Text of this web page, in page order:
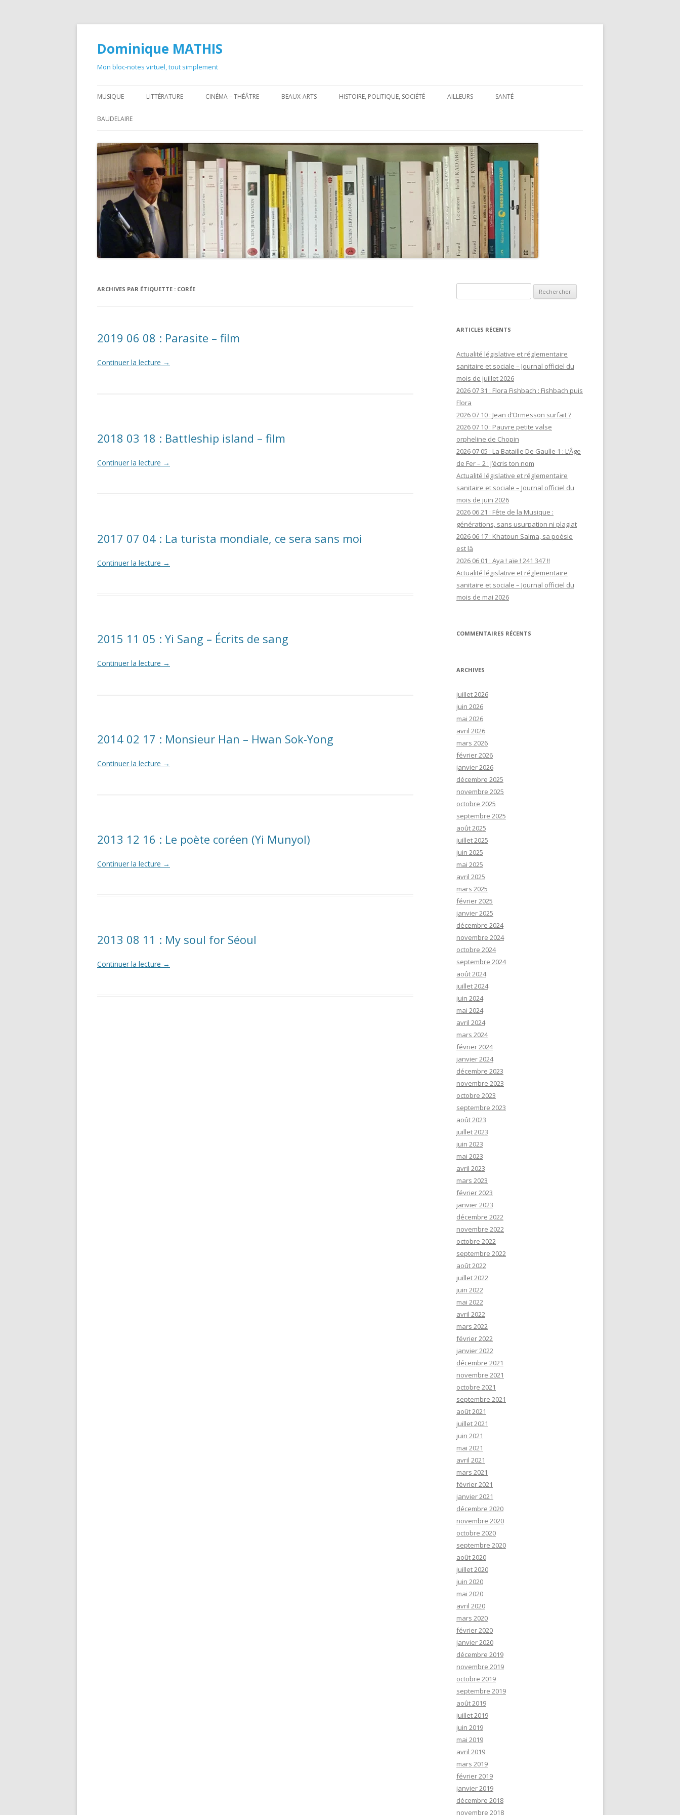
Dominique MATHIS
Mon bloc-notes virtuel, tout simplement
au
contenu
MUSIQUE LITTÉRATURE CINÉMA – THÉÂTRE BEAUX-ARTS HISTOIRE, POLITIQUE, SOCIÉTÉ AILLEURS SANTÉ
SANTÉ : RUBRIQUE LÉGISLATIVE &
RÉGLEMENTAIRE
MON PARCOURS
BAUDELAIRE
ARCHIVES PAR ÉTIQUETTE : CORÉE
2019 06 08 : Parasite – film
Continuer la lecture →
2018 03 18 : Battleship island – film
Continuer la lecture →
2017 07 04 : La turista mondiale, ce sera sans moi
Continuer la lecture →
2015 11 05 : Yi Sang – Écrits de sang
Continuer la lecture →
2014 02 17 : Monsieur Han – Hwan Sok-Yong
Continuer la lecture →
2013 12 16 : Le poète coréen (Yi Munyol)
Continuer la lecture →
2013 08 11 : My soul for Séoul
Continuer la lecture →
ARTICLES RÉCENTS
Actualité législative et réglementaire
sanitaire et sociale – Journal officiel du
mois de juillet 2026
2026 07 31 : Flora Fishbach : Fishbach puis
Flora
2026 07 10 : Jean d’Ormesson surfait ?
2026 07 10 : Pauvre petite valse
orpheline de Chopin
2026 07 05 : La Bataille De Gaulle 1 : L’Âge
de Fer – 2 : J’écris ton nom
Actualité législative et réglementaire
sanitaire et sociale – Journal officiel du
mois de juin 2026
2026 06 21 : Fête de la Musique :
générations, sans usurpation ni plagiat
2026 06 17 : Khatoun Salma, sa poésie
est là
2026 06 01 : Aya ! aïe ! 241 347 !!
Actualité législative et réglementaire
sanitaire et sociale – Journal officiel du
mois de mai 2026
COMMENTAIRES RÉCENTS
ARCHIVES
juillet 2026
juin 2026
mai 2026
avril 2026
mars 2026
février 2026
janvier 2026
décembre 2025
novembre 2025
octobre 2025
septembre 2025
août 2025
juillet 2025
juin 2025
mai 2025
avril 2025
mars 2025
février 2025
janvier 2025
décembre 2024
novembre 2024
octobre 2024
septembre 2024
août 2024
juillet 2024
juin 2024
mai 2024
avril 2024
mars 2024
février 2024
janvier 2024
décembre 2023
novembre 2023
octobre 2023
septembre 2023
août 2023
juillet 2023
juin 2023
mai 2023
avril 2023
mars 2023
février 2023
janvier 2023
décembre 2022
novembre 2022
octobre 2022
septembre 2022
août 2022
juillet 2022
juin 2022
mai 2022
avril 2022
mars 2022
février 2022
janvier 2022
décembre 2021
novembre 2021
octobre 2021
septembre 2021
août 2021
juillet 2021
juin 2021
mai 2021
avril 2021
mars 2021
février 2021
janvier 2021
décembre 2020
novembre 2020
octobre 2020
septembre 2020
août 2020
juillet 2020
juin 2020
mai 2020
avril 2020
mars 2020
février 2020
janvier 2020
décembre 2019
novembre 2019
octobre 2019
septembre 2019
août 2019
juillet 2019
juin 2019
mai 2019
avril 2019
mars 2019
février 2019
janvier 2019
décembre 2018
novembre 2018